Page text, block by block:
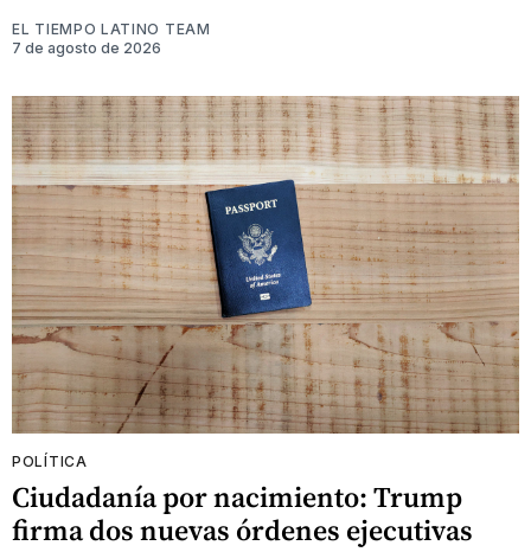
EL TIEMPO LATINO TEAM
7 de agosto de 2026
POLÍTICA
Ciudadanía por nacimiento: Trump
firma dos nuevas órdenes ejecutivas